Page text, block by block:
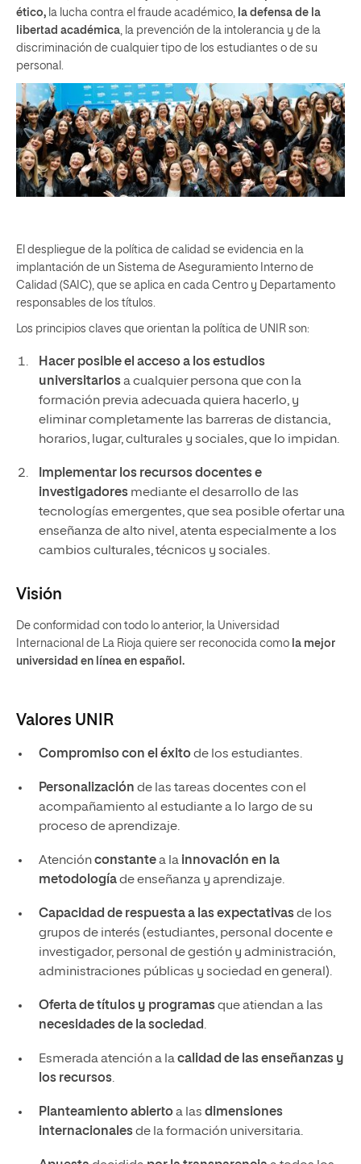
ético, la lucha contra el fraude académico, la defensa de la
libertad académica, la prevención de la intolerancia y de la
discriminación de cualquier tipo de los estudiantes o de su
personal.
El despliegue de la política de calidad se evidencia en la
implantación de un Sistema de Aseguramiento Interno de
Calidad (SAIC), que se aplica en cada Centro y Departamento
responsables de los títulos.
Los principios claves que orientan la política de UNIR son:
Hacer posible el acceso a los estudios
universitariosa cualquier persona que con la
formación previa adecuada quiera hacerlo, y
eliminar completamente las barreras de distancia,
horarios, lugar, culturales y sociales, que lo impidan.
Implementar los recursos docentes e
investigadoresmediante el desarrollo de las
tecnologías emergentes, que sea posible ofertar una
enseñanza de alto nivel, atenta especialmente a los
cambios culturales, técnicos y sociales.
Visión
De conformidad con todo lo anterior, la Universidad
Internacional de La Rioja quiere ser reconocida como la mejor
universidad en línea en español.
Valores UNIR
Compromiso con el éxitode los estudiantes.
Personalización de las tareas docentes con el
acompañamiento al estudiante a lo largo de su
proceso de aprendizaje.
Atenciónconstantea la innovación en la
metodologíade enseñanza y aprendizaje.
Capacidad de respuesta a las expectativasde los
grupos de interés (estudiantes, personal docente e
investigador, personal de gestión y administración,
administraciones públicas y sociedad en general).
Oferta de títulos y programasque atiendan a las
necesidades de la sociedad.
Esmerada atención a lacalidad de las enseñanzas y
los recursos.
Planteamiento abiertoa las dimensiones
internacionalesde la formación universitaria.